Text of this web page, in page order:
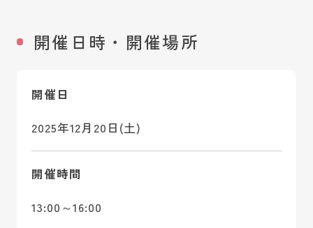
開催日時・開催場所
開催日
2025年12月20日(土)
開催時間
13:00～16:00